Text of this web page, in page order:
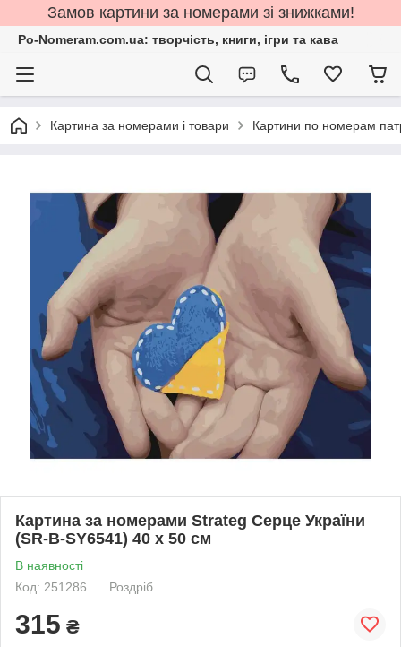
Замов картини за номерами зі знижками!
Po-Nomeram.com.ua: творчість, книги, ігри та кава
Картина за номерами і товари Картини по номерам
Картина за номерами Strateg Серце України
(SR-B-SY6541) 40 х 50 см
В наявності
Код: 251286
Роздріб
315 ₴